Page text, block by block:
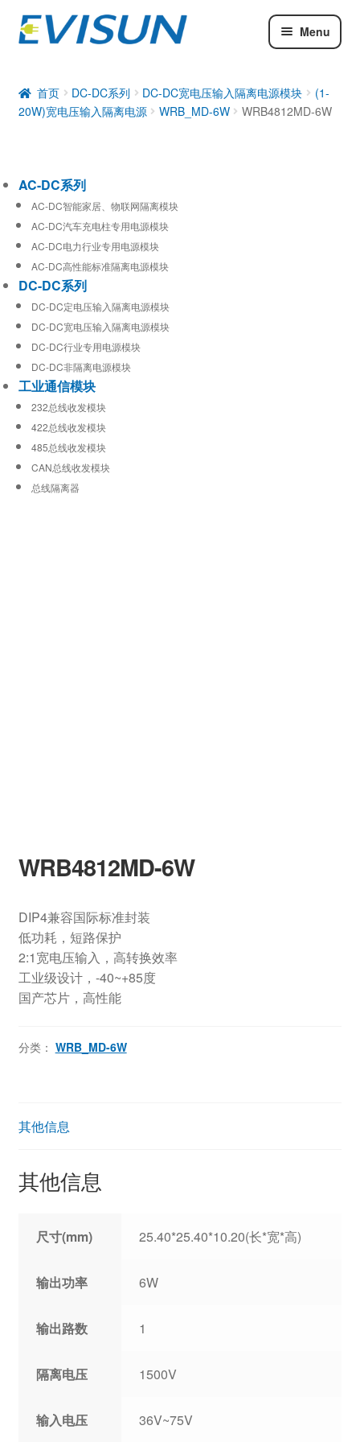
Menu
DC-DC系列
工业通信模块
首页 DC-DC系列 DC-DC宽电压输入隔离电源模块
(1-
20W)宽电压输入隔离电源
WRB_MD-6W WRB4812MD-6W
WRB4812MD-6W
DIP4兼容国际标准封装
低功耗，短路保护
2:1宽电压输入，高转换效率
工业级设计，-40~+85度
国产芯片，高性能
分类： WRB_MD-6W
其他信息
其他信息
尺寸(mm) 25.40*25.40*10.20(长*宽*高)
输出功率 6W
输出路数 1
隔离电压 1500V
输入电压 36V~75V
AC-DC系列
AC-DC智能家居、物联网隔离模块
AC-DC汽车充电柱专用电源模块
AC-DC电力行业专用电源模块
AC-DC高性能标准隔离电源模块
DC-DC系列
DC-DC定电压输入隔离电源模块
DC-DC宽电压输入隔离电源模块
DC-DC行业专用电源模块
DC-DC非隔离电源模块
工业通信模块
232总线收发模块
422总线收发模块
485总线收发模块
CAN总线收发模块
总线隔离器